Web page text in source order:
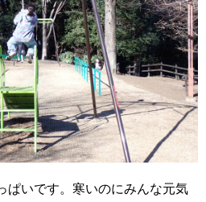
ぱいです。寒いのにみんな元気